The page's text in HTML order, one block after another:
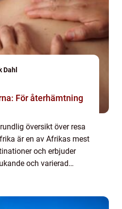
Dahl
För återhämtning
översikt över resa
är en av Afrikas mest
och erbjuder
och varierad